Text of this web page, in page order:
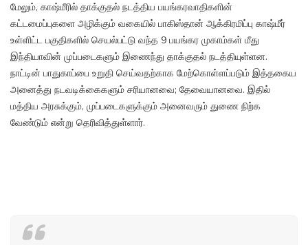
மேலும், காஷ்மீரில் தாக்குதல் நடத்திய பயங்கரவாதிகளின்
கட்டமைப்புகளை அழிக்கும் வகையில் பாகிஸ்தான் ஆக்கிரமிப்பு காஷ்மீர்
உள்ளிட்ட பகுதிகளில் செயல்பட்டு வந்த 9 பயங்கர முகாம்கள் மீது
இந்தியாவின் முப்படைகளும் இணைந்து தாக்குதல் நடத்தியுள்ளன.
நாட்டின் பாதுகாப்பை உறுதி செய்வதற்காக மேற்கொள்ளப்படும் இத்தகைய
அனைத்து நடவடிக்கைகளும் சரியானவை; தேவையானவை. இதில்
மத்திய அரசுக்கும், முப்படைகளுக்கும் அனைவரும் துணை நிற்க
வேண்டும் என்று தெரிவித்துள்ளார்.